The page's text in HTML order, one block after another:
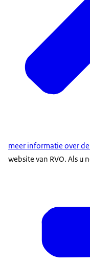
meer informatie over
website van RVO. Als u